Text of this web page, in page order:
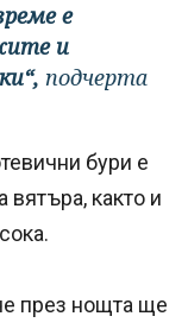
е
и
подчерта
бури е
вятъра, както и
през нощта ще